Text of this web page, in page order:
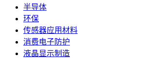
半导体
环保
传感器应用材料
消费电子防护
液晶显示制造